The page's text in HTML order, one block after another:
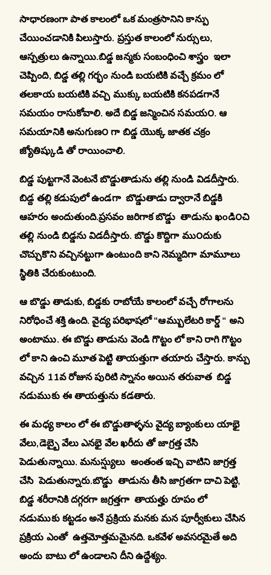
సాధారణంగా పాత కాలంలో ఒక మంత్రసానిని కాన్పు
చేయించడానికి పిలుస్తారు. ప్రస్తుత కాలంలో నుర్సులు,
ఆస్పత్రులు ఉన్నాయి.బిడ్డ జన్మకు సంబంధించి శాస్త్రం ఇలా
చెప్పింది, బిడ్డ తల్లి గర్భం నుండి బయటికి వచ్చే క్రమం లో
తలకాయ బయటికి వచ్చి ముక్కు బయటికి కనపడగానే
సమయం రాసుకోవాలి. అదే బిడ్డ జన్మించిన సమయ౦. ఆ
సమయానికి అనుగుణ౦ గా బిడ్డ యొక్క జాతక చక్రం
జ్యోతిష్కుడి తో రాయించాలి.
బిడ్డ పుట్టగానే వెంటనే బొడ్డుతాడును తల్లి నుండి విడదీస్తారు.
బిడ్ద తల్లి కడుపులో ఉండగా బొడ్డుతాడు ద్వారానే బిడ్డకి
ఆహరం అందుతుంది.ప్రసవం జరిగాక బొడ్డు తాడును ఖoడి౦చి
తల్లి నుండి బిడ్డను విడదీస్తారు. బొడ్డు కొద్దిగా ము౦దుకు
చొచ్చుకొని వచ్చినట్టుగా ఉంటుంది కాని నెమ్మదిగా మామూలు
స్థితికి చేరుకుంటుంది.
ఆ బొడ్డు తాడుకు, బిడ్డకు రాబోయే కాలంలో వచ్చే రోగాలను
నిరోధించే శక్తి ఉంది. వైద్య పరిభాషలో “ఆమ్బులేటరి కార్డ్ “ అని
అంటాము. ఈ బొడ్డు తాడును వెండి గొట్టం లో కాని రాగి గొట్టం
లో కాని ఉంచి మూత పెట్టి తాయత్తుగా తయారు చేస్తారు. కాన్పు
వచ్చిన 11వ రోజున పురిటి స్నానం అయిన తరువాత బిడ్డ
నడుముకు ఈ తాయత్తును కడతారు.
ఈ మధ్య కాలం లో ఈ బొడ్డుతాళ్ళను వైద్య బ్యాంకులు యాభై
వేలు,డెబ్బై వేలు ఎనభై వేల ఖరీదు తో జాగ్రత్త చేసి
పెడుతున్నాయి. మనుస్ష్యులు అంతంత ఇచ్చి వాటిని జాగ్రత్త
చేసి పెడుతున్నారు.బొడ్డు తాడును తీసి జాగ్రతగా దాచి పెట్టి,
బిడ్డ శరీరానికి దగ్గరగా జగ్రత్తగా తాయత్హు రూపం లో
నడుముకు కట్టడం అనే ప్రక్రియ మనకు మన పూర్వీకులు చేసిన
ప్రక్రియ ఎంతో ఉత్తమోత్తమమైనది. ఒకవేళ అవసరమైతే అది
అందు బాటు లో ఉండాలని దీని ఉద్దేశ్యం.